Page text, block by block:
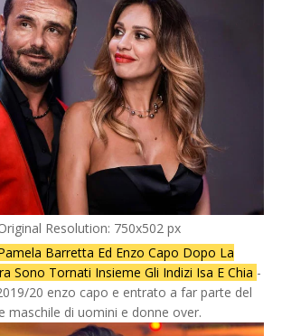
Resolution: 750x502 px
Barretta Ed Enzo Capo Dopo La
Sono Tornati Insieme Gli Indizi Isa E Chia -
20 enzo capo e entrato a far parte del
maschile di uomini e donne over.